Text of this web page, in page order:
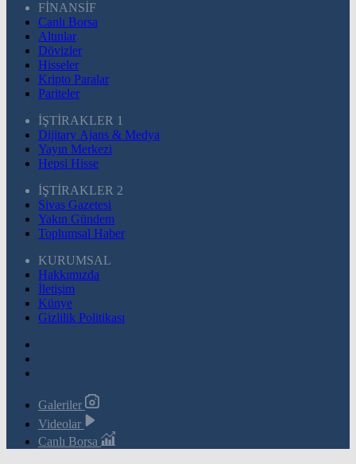
FİNANSİF
Canlı Borsa
Altınlar
Dövizler
Hisseler
Kripto Paralar
Pariteler
İŞTİRAKLER 1
Dijitary Ajans & Medya
Yayın Merkezi
Hepsi Hisse
İŞTİRAKLER 2
Sivas Gazetesi
Yakın Gündem
Toplumsal Haber
KURUMSAL
Hakkımızda
İletişim
Künye
Gizlilik Politikası
Galeriler
Videolar
Canlı Borsa